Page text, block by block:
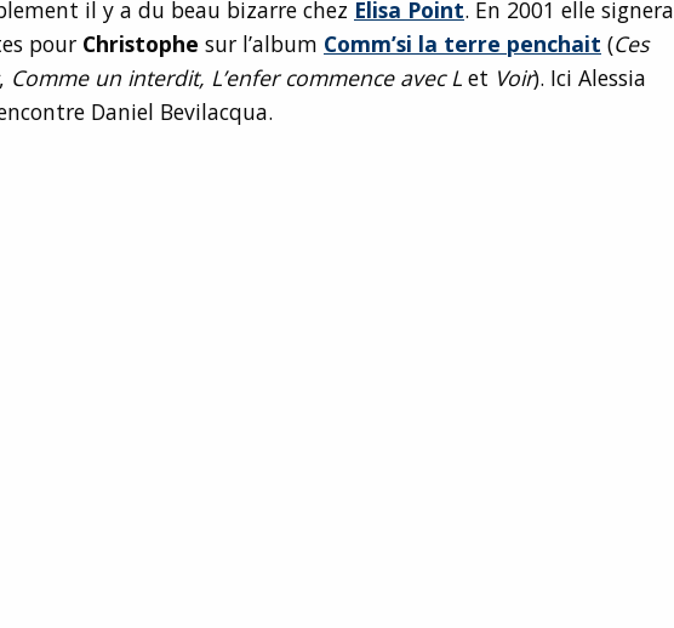
il y a du beau bizarre chez Elisa Point. En 2001 elle signera
pour Christophe sur l’album Comm’si la terre penchait (Ces
, Comme un interdit, L’enfer commence avec L et Voir). Ici Alessia
Daniel Bevilacqua.